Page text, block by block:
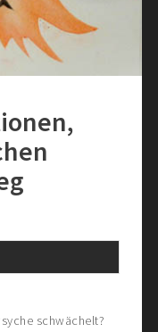
schwächelt?